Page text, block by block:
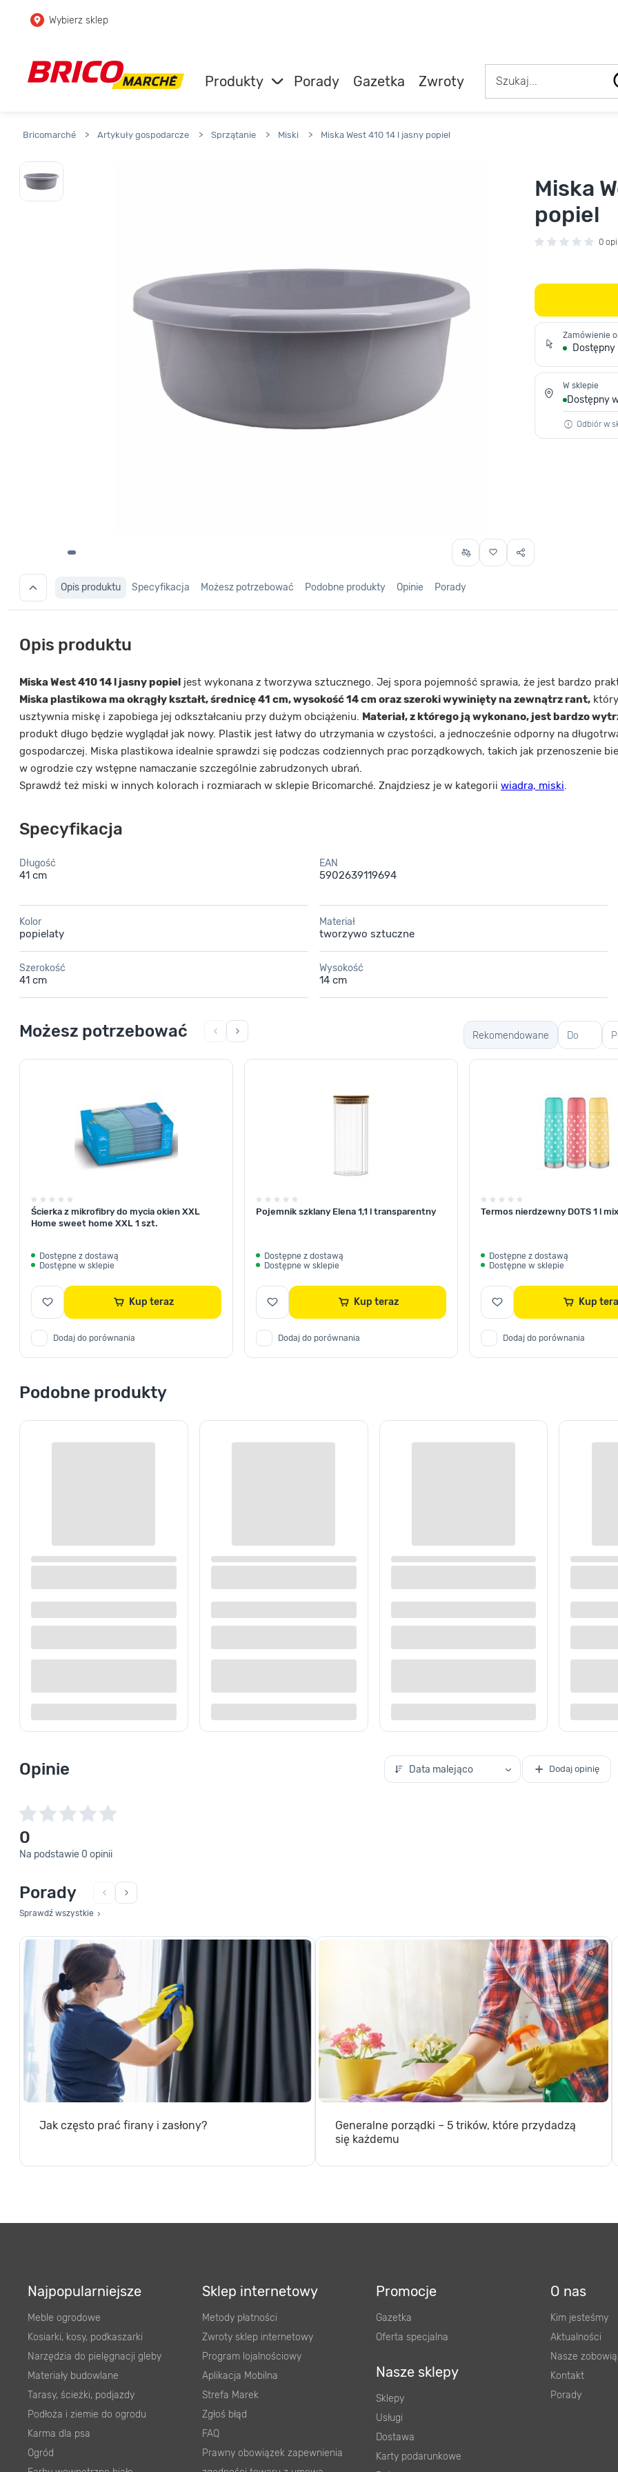
Przejdź do głównej zawartości
Przejdź do wyszukiwarki
Wybierz sklep
Produkty Porady Gazetka Zwroty
Bricomarché > Artykuły gospodarcze > Sprzątanie > Miski > Miska West 410 14 l jasny popiel
Miska
popiel
0
Zamówienie
Dostępny
W sklepie
Dostępny
Odbiór w
Opis produktu Specyfikacja Możesz potrzebować Podobne produkty Opinie Porady
Opis produktu
Miska West 410 14 l jasny popiel jest wykonana z tworzywa sztucznego. Jej spora pojemność sprawia, że jest bardzo
Miska plastikowa ma okrągły kształt, średnicę 41 cm, wysokość 14 cm oraz szeroki wywinięty na zewnątrz rant,
usztywnia miskę i zapobiega jej odkształcaniu przy dużym obciążeniu. Materiał, z którego ją wykonano, jest bardzo
produkt długo będzie wyglądał jak nowy. Plastik jest łatwy do utrzymania w czystości, a jednocześnie odporny na
gospodarczej. Miska plastikowa idealnie sprawdzi się podczas codziennych prac porządkowych, takich jak przenoszenie
w ogrodzie czy wstępne namaczanie szczególnie zabrudzonych ubrań.
Sprawdź też miski w innych kolorach i rozmiarach w sklepie Bricomarché. Znajdziesz je w kategorii wiadra, miski.
Specyfikacja
Długość
41 cm
EAN
5902639119694
Kolor
popielaty
Materiał
tworzywo sztuczne
Szerokość
41 cm
Wysokość
14 cm
Rekomendowane Do
Możesz potrzebować
Ścierka z mikrofibry do mycia okien XXL
Home sweet home XXL 1 szt.
Dostępne z dostawą
Dostępne w sklepie
Kup teraz
Dodaj do porównania
Pojemnik szklany Elena 1,1 l transparentny
Dostępne z dostawą
Dostępne w sklepie
Kup teraz
Dodaj do porównania
Termos nierdzewny DOTS 1 l
Dostępne z dostawą
Dostępne w sklepie
Kup
Dodaj do porównania
Podobne produkty
Dostępne z dostawą
Dostępne w sklepie
Kup teraz
Dostępne z dostawą
Dostępne w sklepie
Kup teraz
Dostępne z dostawą
Dostępne w sklepie
Kup
Data malejąco Dodaj opinię
0
Na podstawie 0 opinii
Sprawdź wszystkie
się każdemu
Kosiarki, kosy, podkaszarki
Narzędzia do pielęgnacji gleby
Materiały budowlane
Tarasy, ścieżki, podjazdy
Podłoża i ziemie do ogrodu
Karma dla psa
Ogród
Farby wewnętrzne białe
Zwroty sklep internetowy
Program lojalnościowy
Aplikacja Mobilna
Strefa Marek
Zgłoś błąd
FAQ
Prawny obowiązek zapewnienia
zgodności towaru z umową
Oferta specjalna
Usługi
Dostawa
Karty podarunkowe
Raty
Aktualności
Nasze
Kontakt
Porady